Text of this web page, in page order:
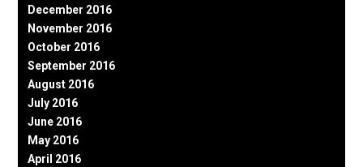
December 2016
November 2016
October 2016
September 2016
August 2016
July 2016
June 2016
May 2016
April 2016